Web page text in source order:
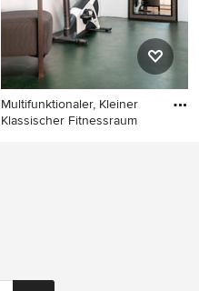
Multifunktionaler, Kleiner
Klassischer Fitnessraum